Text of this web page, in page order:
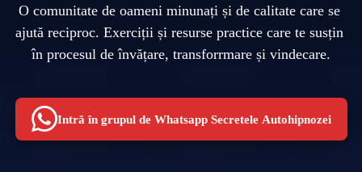
O comunitate de oameni minunați și de calitate care se
ajută reciproc. Exerciții și resurse practice care te susțin
în procesul de învățare, transforrmare și vindecare.
Intră în grupul de Whatsapp Secretele Autohipnozei